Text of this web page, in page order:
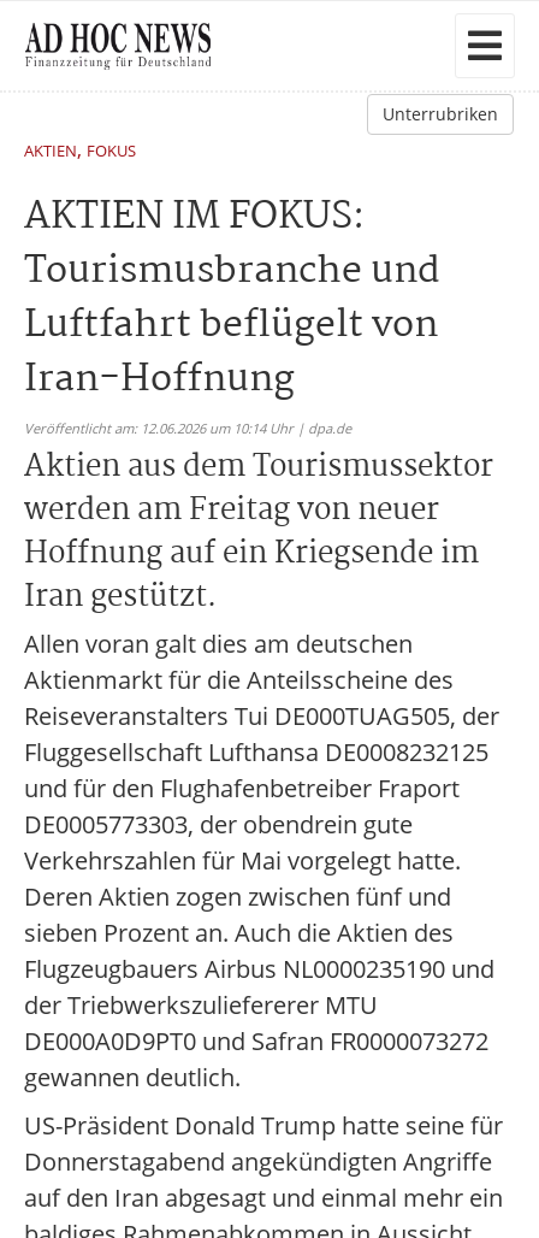
Unterrubriken
AKTIEN, FOKUS
AKTIEN IM FOKUS:
Tourismusbranche und
Luftfahrt beflügelt von
Iran-Hoffnung
Veröffentlicht am: 12.06.2026 um 10:14 Uhr | dpa.de
Aktien aus dem Tourismussektor
werden am Freitag von neuer
Hoffnung auf ein Kriegsende im
Iran gestützt.
Allen voran galt dies am deutschen
Aktienmarkt für die Anteilsscheine des
Reiseveranstalters Tui DE000TUAG505, der
Fluggesellschaft Lufthansa DE0008232125
und für den Flughafenbetreiber Fraport
DE0005773303, der obendrein gute
Verkehrszahlen für Mai vorgelegt hatte.
Deren Aktien zogen zwischen fünf und
sieben Prozent an. Auch die Aktien des
Flugzeugbauers Airbus NL0000235190 und
der Triebwerkszuliefererer MTU
DE000A0D9PT0 und Safran FR0000073272
gewannen deutlich.
US-Präsident Donald Trump hatte seine für
Donnerstagabend angekündigten Angriffe
auf den Iran abgesagt und einmal mehr ein